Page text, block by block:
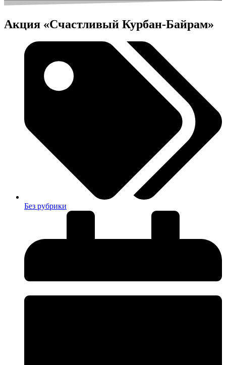
Акция «Счастливый Курбан-Байрам»
Без рубрики